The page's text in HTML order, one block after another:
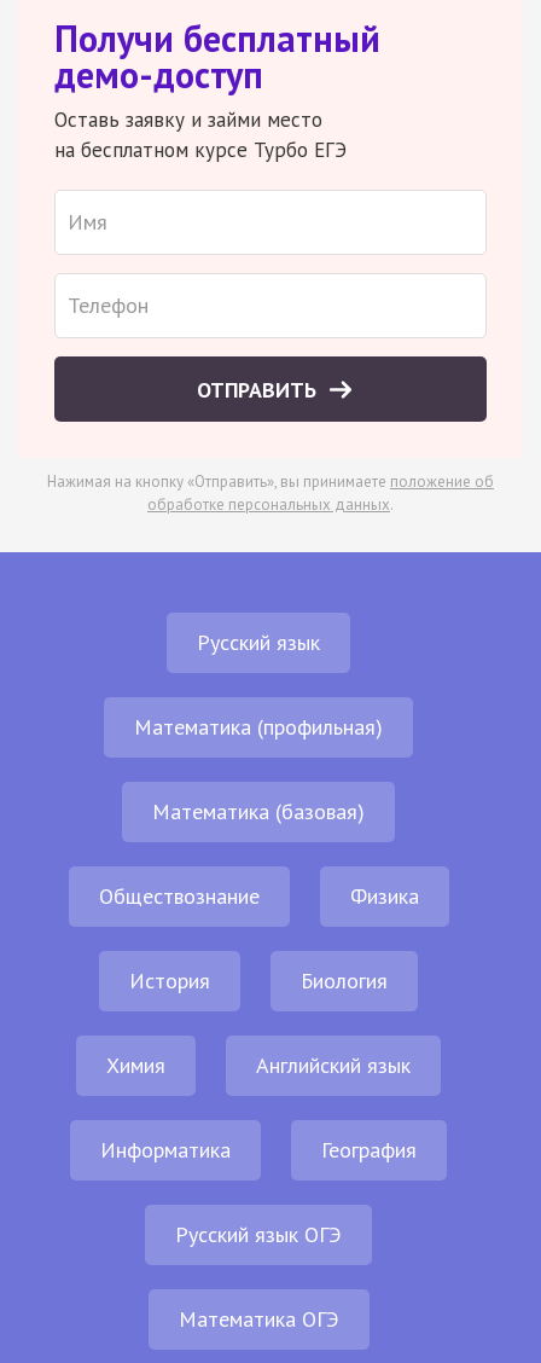
Получи бесплатный
демо-доступ
Оставь заявку и займи место
на бесплатном курсе Турбо ЕГЭ
ОТПРАВИТЬ
Нажимая на кнопку «Отправить», вы принимаете положение об
обработке персональных данных.
Русский язык
Математика (профильная)
Математика (базовая)
Обществознание Физика
История Биология
Химия Английский язык
Информатика География
Русский язык ОГЭ
Математика ОГЭ